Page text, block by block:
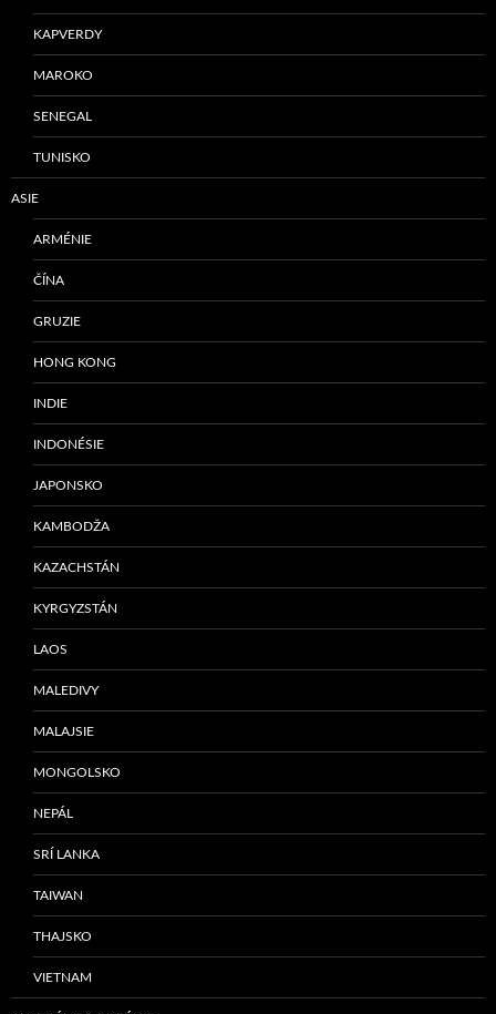
KAPVERDY
MAROKO
SENEGAL
TUNISKO
ASIE
ARMÉNIE
ČÍNA
GRUZIE
HONG KONG
INDIE
INDONÉSIE
JAPONSKO
KAMBODŽA
KAZACHSTÁN
KYRGYZSTÁN
LAOS
MALEDIVY
MALAJSIE
MONGOLSKO
NEPÁL
SRÍ LANKA
TAIWAN
THAJSKO
VIETNAM